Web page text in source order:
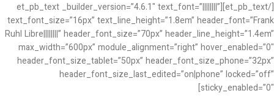
[/et_pb_text][et_pb_text _builder_version=”4.6.1″ text_font=”||||||||”
text_font_size=”16px” text_line_height=”1.8em” header_font=”Frank
Ruhl Libre||||||||” header_font_size=”70px” header_line_height=”1.4em”
max_width=”600px” module_alignment=”right” hover_enabled=”0″
header_font_size_tablet=”50px” header_font_size_phone=”32px”
header_font_size_last_edited=”on|phone” locked=”off”
sticky_enabled=”0″]